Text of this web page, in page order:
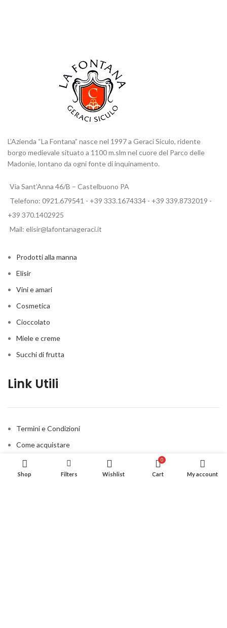
L’Azienda “La Fontana” nasce nel 1997 a Geraci Siculo, ridente
borgo medievale situato a 1100 m.slm nel cuore del Parco delle
Madonie, lontano da ogni fonte di inquinamento.
Via Sant'Anna 46/B – Castelbuono PA
Telefono: 0921.679541 - +39 333.1674334 - +39 339.8732019 -
+39 370.1402925
Mail: elisir@lafontanageraci.it
Prodotti alla manna
Elisir
Vini e amari
Cosmetica
Cioccolato
Miele e creme
Succhi di frutta
Link Utili
Termini e Condizioni
Come acquistare
Metodi di pagamento
Spedizioni
Shop Filters Wishlist
0
Cart My account